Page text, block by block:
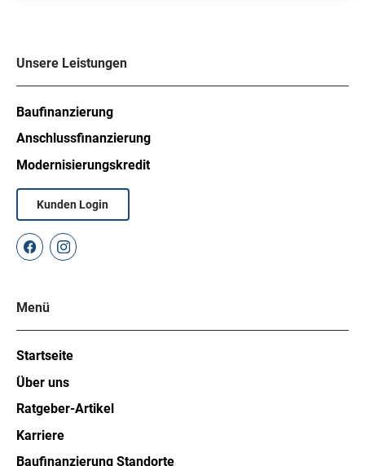
Unsere Leistungen
Baufinanzierung
Anschlussfinanzierung
Modernisierungskredit
Kunden Login
Menü
Startseite
Über uns
Ratgeber-Artikel
Karriere
Baufinanzierung Standorte